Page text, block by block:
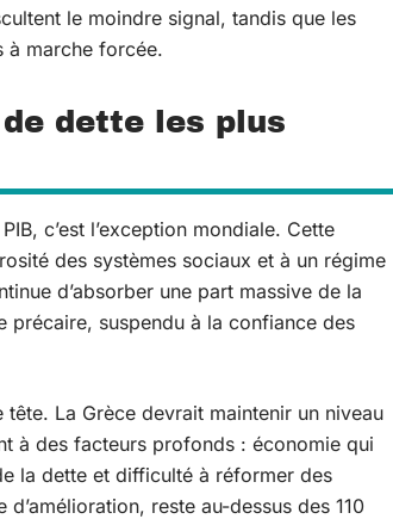
le moindre signal, tandis que les
à marche forcée.
dette les plus
c’est l’exception mondiale. Cette
des systèmes sociaux et à un régime
d’absorber une part massive de la
précaire, suspendu à la confiance des
La Grèce devrait maintenir un niveau
à des facteurs profonds : économie qui
la dette et difficulté à réformer des
reste au-dessus des 110